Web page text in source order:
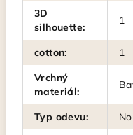
3D
silhouette:
1
cotton:
1
Vrchný
materiál:
Typ odevu: